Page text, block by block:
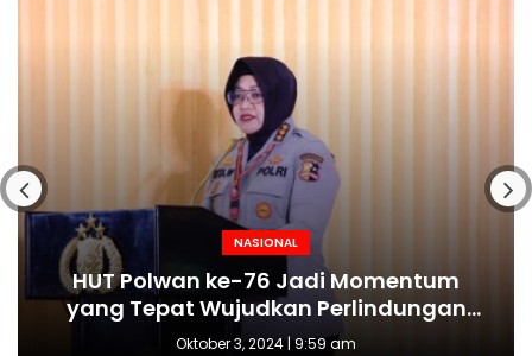
NASIONAL
HUT Polwan ke-76 Jadi Momentum
yang Tepat Wujudkan Perlindungan
Perempuan dan Anak
Oktober 3, 2024 | 9:59 am
NASIONAL
MAKI Sebut Seleksi Capim KPK Tidak Sah
Sejak Awal, Harusnya Dilakukan Era
Prabowo
NASIONAL
Polda Metro Jaya Kembali Tangkap 1
Tersangka Kasus Pembubaran Paksa
Diskusi di Kemang
BERITA
Kejari tetapkan Kades Sejahtera Sigi
tersangka korupsi ADD